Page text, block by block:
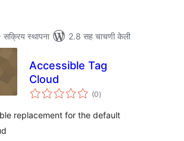
स्थापना 2.8 सह चाचणी केली
Accessible Tag
Cloud
(0एकूण
मूल्यांकन
)
replacement for the default